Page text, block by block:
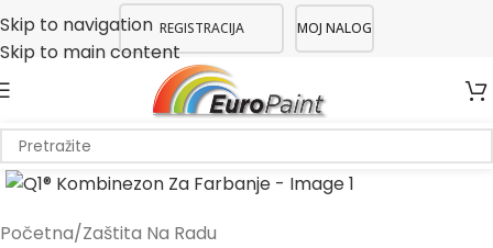
Skip to navigation
Skip to main content
REGISTRACIJA MOJ NALOG
Početna/Zaštita Na Radu